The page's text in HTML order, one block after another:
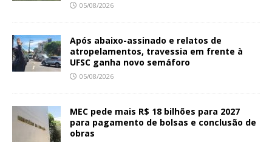
05/08/2026
Após abaixo-assinado e relatos de
atropelamentos, travessia em frente à
UFSC ganha novo semáforo
05/08/2026
MEC pede mais R$ 18 bilhões para 2027
para pagamento de bolsas e conclusão de
obras